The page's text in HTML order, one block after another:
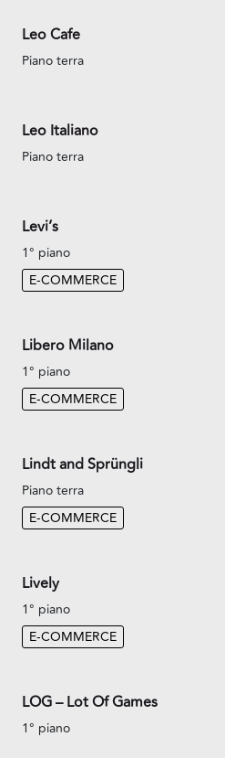
Leo Cafe
Piano terra
Leo Italiano
Piano terra
Levi’s
1° piano
E-COMMERCE
Libero Milano
1° piano
E-COMMERCE
Lindt and Sprüngli
Piano terra
E-COMMERCE
Lively
1° piano
E-COMMERCE
LOG – Lot Of Games
1° piano